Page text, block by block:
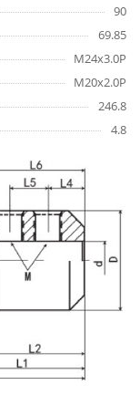
90
69.85
M24x3.0P
M20x2.0P
246.8
4.8